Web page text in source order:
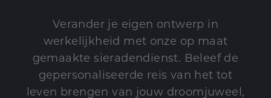
Verander je eigen ontwerp in
werkelijkheid met onze op maat
gemaakte sieradendienst. Beleef de
gepersonaliseerde reis van het tot
leven brengen van jouw droomjuweel,